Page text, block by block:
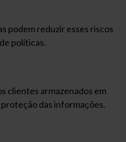
podem reduzir esses riscos
políticas.
clientes armazenados em
das informações.